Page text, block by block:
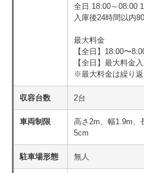
全日 18:00～08:00
入庫後24時間以内
最大料金
【全日】18:00〜
【全日】最大料金
※最大料金は繰り返
収容台数 2台
車両制限
高さ2m、幅1.9m、
5cm
駐車場形態 無人